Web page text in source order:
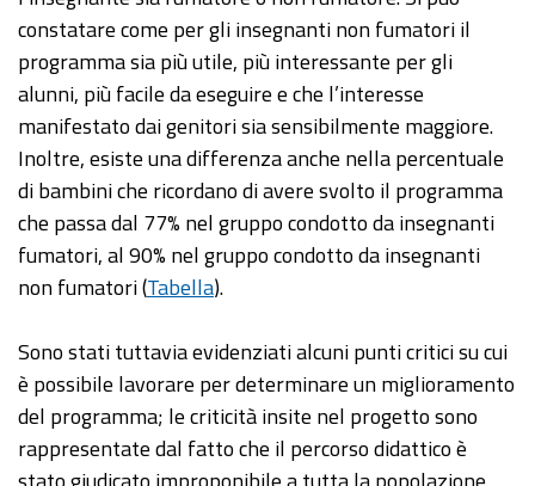
constatare come per gli insegnanti non fumatori il
programma sia più utile, più interessante per gli
alunni, più facile da eseguire e che l’interesse
manifestato dai genitori sia sensibilmente maggiore.
Inoltre, esiste una differenza anche nella percentuale
di bambini che ricordano di avere svolto il programma
che passa dal 77% nel gruppo condotto da insegnanti
fumatori, al 90% nel gruppo condotto da insegnanti
non fumatori (Tabella).
Sono stati tuttavia evidenziati alcuni punti critici su cui
è possibile lavorare per determinare un miglioramento
del programma; le criticità insite nel progetto sono
rappresentate dal fatto che il percorso didattico è